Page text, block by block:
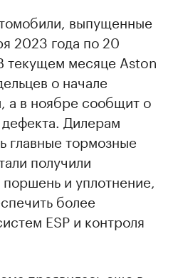
выпущенные
2023 года по 20
текущем месяце Aston
о начале
а в ноябре сообщит о
Дилерам
главные тормозные
получили
и уплотнение,
более
ESP и контроля